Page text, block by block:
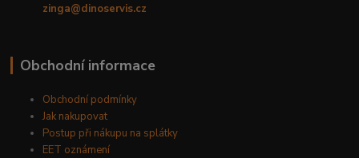
zinga@dinoservis.cz
Obchodní informace
Obchodní podmínky
Jak nakupovat
Postup při nákupu na splátky
EET oznámení